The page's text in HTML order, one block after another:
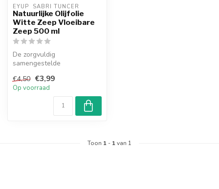
EYUP  SABRI TUNCER
Natuurlijke Olijfolie
Witte Zeep Vloeibare
Zeep 500 ml
De zorgvuldig
samengestelde
met de unieke en frisse...
€4,50 €3,99
Op voorraad
Toon 1 - 1van 1